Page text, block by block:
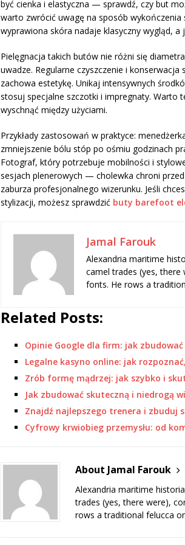
być cienka i elastyczna — sprawdź, czy but
warto zwrócić uwagę na sposób wykończenia
wyprawiona skóra nadaje klasyczny wygląd, a
Pielęgnacja takich butów nie różni się
uwadze. Regularne czyszczenie i
zachowa estetykę. Unikaj intensywnych
stosuj specjalne szczotki i impregnaty. Warto
wyschnąć między użyciami.
Przykłady zastosowań w praktyce:
zmniejszenie bólu stóp po ośmiu godzinach
Fotograf, który potrzebuje mobilności i
sesjach plenerowych — cholewka chroni
zaburza profesjonalnego wizerunku. Jeśli
stylizacji, możesz sprawdzić buty barefoot
Jamal Farouk
Alexandria maritime
camel trades (yes, there
fonts. He rows a
Related Posts:
Opinie Google dla firm: jak
Legalne kasyno online: jak
Zrób formę mądrzej: jak szybko i
Jak zbudować skuteczną i niedrogą
Znajdź najlepszego trenera i zbuduj
Cyfrowy krwiobieg przemysłu: od
About Jamal Farouk
Alexandria maritime
trades (yes, there were),
rows a traditional felucca